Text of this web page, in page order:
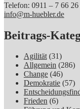
Telefon: 0911 – 7 66 26
info@m-huebler.de
Beitrags-
Agilität(31)
Allgemein (286)
Change (46)
Demokratie (57)
Frieden (6)